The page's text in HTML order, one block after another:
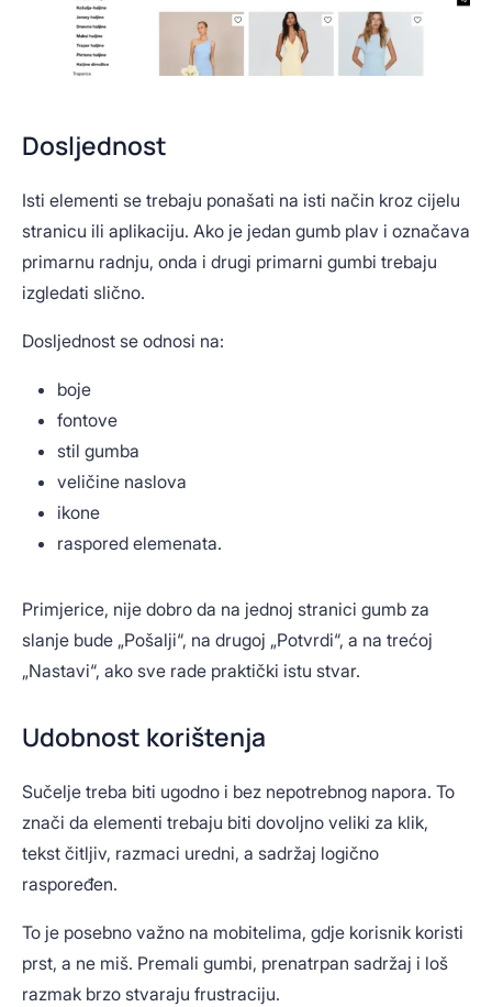
Dosljednost
Isti elementi se trebaju ponašati na isti način kroz cijelu
stranicu ili aplikaciju. Ako je jedan gumb plav i označava
primarnu radnju, onda i drugi primarni gumbi trebaju
izgledati slično.
Dosljednost se odnosi na:
boje
fontove
stil gumba
veličine naslova
ikone
raspored elemenata.
Primjerice, nije dobro da na jednoj stranici gumb za
slanje bude „Pošalji“, na drugoj „Potvrdi“, a na trećoj
„Nastavi“, ako sve rade praktički istu stvar.
Udobnost korištenja
Sučelje treba biti ugodno i bez nepotrebnog napora. To
znači da elementi trebaju biti dovoljno veliki za klik,
tekst čitljiv, razmaci uredni, a sadržaj logično
raspoređen.
To je posebno važno na mobitelima, gdje korisnik koristi
prst, a ne miš. Premali gumbi, prenatrpan sadržaj i loš
razmak brzo stvaraju frustraciju.